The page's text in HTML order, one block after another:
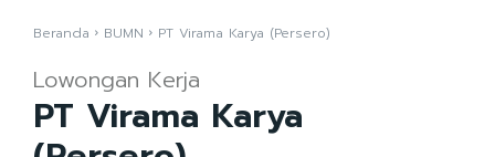
Beranda BUMN PT Virama Karya (Persero)
Lowongan Kerja
PT Virama Karya